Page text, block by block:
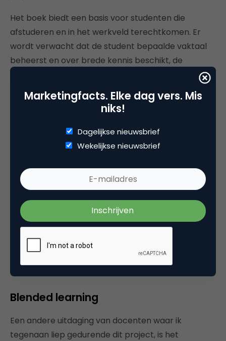
Het boek biedt een basis voor studenten die
afstuderen en in het werkveld terechtkomen. Er
wordt verwacht dat de student bepaalde vaktaal
beheerst en over brede kennis beschikt, de
Erdinç Saçan, docent ICT & Business aan de Fontys
Hogeschool in Eindhoven, zette het boek vorig jaar
in voor eerstejaars studenten. Het niveau sloot
prima aan, maar dit ligt volgens Erdinç aan de opzet
opleiding krijgen eerstejaarsstudenten de volledige
wereld van online marketing voorgeschoteld, terwijl
een andere opleiding enkele facetten behandelt en
misschien pas in het derde jaar de volle breedte
behandelt. Erdinç vult het boek aan met eigen
casuïstiek.
Op de website van Marketingfacts zijn
dergelijke
te lezen, geschreven door
experts uit het werkveld.
Blended learning
Een andere uitdaging van docenten waar ik
tegenaan liep gedurende dit project, is het
Marketingfacts. Elke dag vers. Mis
niks!
Dagelijkse nieuwsbrief
Wekelijkse nieuwsbrief